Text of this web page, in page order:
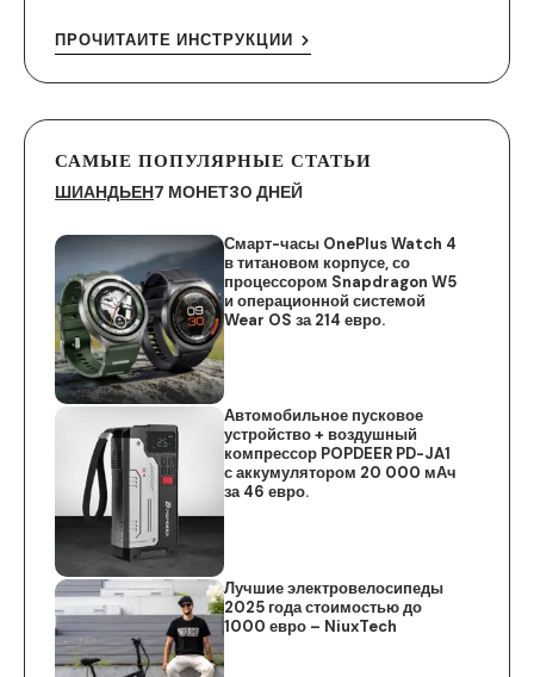
ПРОЧИТАЙТЕ ИНСТРУКЦИИ
САМЫЕ ПОПУЛЯРНЫЕ СТАТЬИ
ШИАНДЬЕН7 МОНЕТ30 ДНЕЙ
Смарт-часы OnePlus Watch 4
в титановом корпусе, со
процессором Snapdragon W5
и операционной системой
Wear OS за 214 евро.
Автомобильное пусковое
устройство + воздушный
компрессор POPDEER PD-JA1
с аккумулятором 20 000 мАч
за 46 евро.
Лучшие электровелосипеды
2025 года стоимостью до
1000 евро – NiuxTech